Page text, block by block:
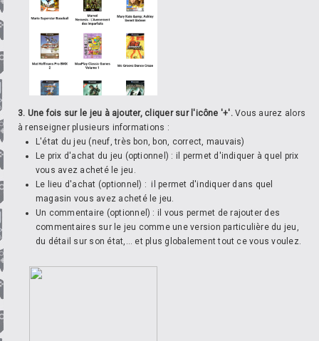
3. Une fois sur le jeu à ajouter, cliquer sur l'icône '+'.Vous aurez alors
à renseigner plusieurs informations :
L'état du jeu (neuf, très bon, bon, correct, mauvais)
Le prix d'achat du jeu (optionnel) : il permet d'indiquer à quel prix
vous avez acheté le jeu.
Le lieu d'achat (optionnel) : il permet d'indiquer dans quel
magasin vous avez acheté le jeu.
Un commentaire (optionnel) : il vous permet de rajouter des
commentaires sur le jeu comme une version particulière du jeu,
du détail sur son état,... et plus globalement tout ce vous voulez.